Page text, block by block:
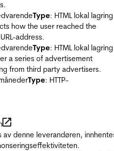
Type: HTML lokal lagring
how the user reached the
address.
Type: HTML lokal lagring
a series of advertisement
from third party advertisers.
Type: HTTP-
av denne leverandøren,